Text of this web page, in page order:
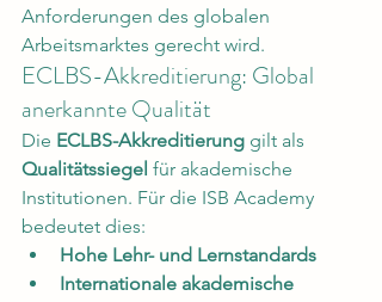
Anforderungen des globalen
Arbeitsmarktes gerecht wird.
ECLBS-Akkreditierung: Global
anerkannte Qualität
Die ECLBS-Akkreditierung gilt als
Qualitätssiegel für akademische
Institutionen. Für die ISB Academy
bedeutet dies:
Hohe Lehr- und Lernstandards
Internationale akademische